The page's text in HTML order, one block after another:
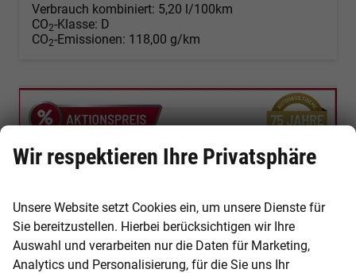
Verbrauch kombiniert: 5,20 l/100km
CO2-Klasse: D
CO2-Emissionen: 118,00 g/km
Wir respektieren Ihre Privatsphäre
Unsere Website setzt Cookies ein, um unsere Dienste für
Sie bereitzustellen. Hierbei berücksichtigen wir Ihre
Auswahl und verarbeiten nur die Daten für Marketing,
Analytics und Personalisierung, für die Sie uns Ihr